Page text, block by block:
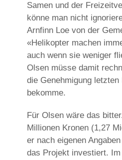
Samen und der
könne man nicht
Arnfinn Loe von der
«Helikopter machen
auch wenn sie weniger
Olsen müsse damit
die Genehmigung
bekomme.
Für Olsen wäre das
Millionen Kronen (1,27
er nach eigenen
das Projekt investiert.